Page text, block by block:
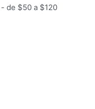
- de $50 a $120